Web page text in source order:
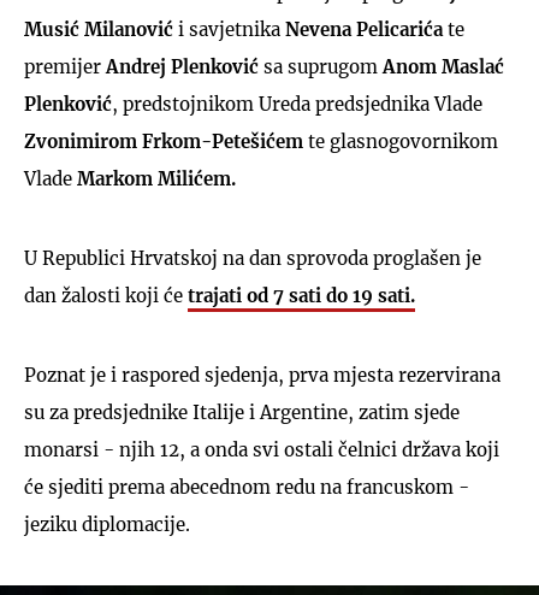
Musić Milanović i savjetnika Nevena Pelicarića te
premijer Andrej Plenković sa suprugom Anom Maslać
Plenković, predstojnikom Ureda predsjednika Vlade
Zvonimirom Frkom-Petešićem te glasnogovornikom
Vlade Markom Milićem.
U Republici Hrvatskoj na dan sprovoda proglašen je
dan žalosti koji će trajati od 7 sati do 19 sati.
Poznat je i raspored sjedenja, prva mjesta rezervirana
su za predsjednike Italije i Argentine, zatim sjede
monarsi - njih 12, a onda svi ostali čelnici država koji
će sjediti prema abecednom redu na francuskom -
jeziku diplomacije.
UKLJUČITE NOTIFIKACIJE